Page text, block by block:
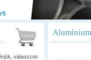
válasszon